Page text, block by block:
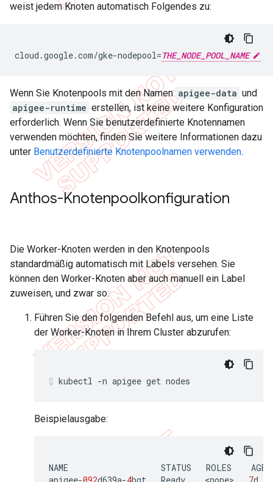
weist jedem Knoten automatisch Folgendes zu:
cloud .google.com/gke-nodepool=THE_NODE_POOL_NAME
Wenn Sie Knotenpools mit den Namen apigee-data und
apigee-runtime erstellen, ist keine weitere Konfiguration
erforderlich. Wenn Sie benutzerdefinierte Knotennamen
verwenden möchten, finden Sie weitere Informationen dazu
unter Benutzerdefinierte Knotenpoolnamen verwenden.
Anthos-Knotenpoolkonfiguration
Die Worker-Knoten werden in den Knotenpools
standardmäßig automatisch mit Labels versehen. Sie
können den Worker-Knoten aber auch manuell ein Label
zuweisen, und zwar so:
Führen Sie den folgenden Befehl aus, um eine Liste
der Worker-Knoten in Ihrem Cluster abzurufen:
kubectl -n apigee get nodes
Beispielausgabe:
NAME STATUS ROLES
AGE